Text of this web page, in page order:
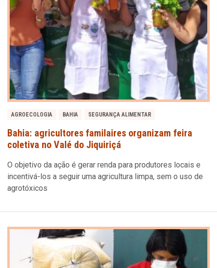
AGROECOLOGIA BAHIA SEGURANÇA ALIMENTAR
Bahia: agricultores familaires organizam feira
coletiva no Valé do Jiquiriçá
O objetivo da ação é gerar renda para produtores locais e
incentivá-los a seguir uma agricultura limpa, sem o uso de
agrotóxicos